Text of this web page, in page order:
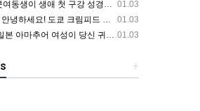
01.03
생이 생애 첫 구강 성경험을 공개하다
01.03
하세요! 도쿄 크림피드 시엘에서
01.03
신 귀에 대고 신음하며 자위합니다. 그녀가 오르가즘에 도달하는 모습을 보세요?
+